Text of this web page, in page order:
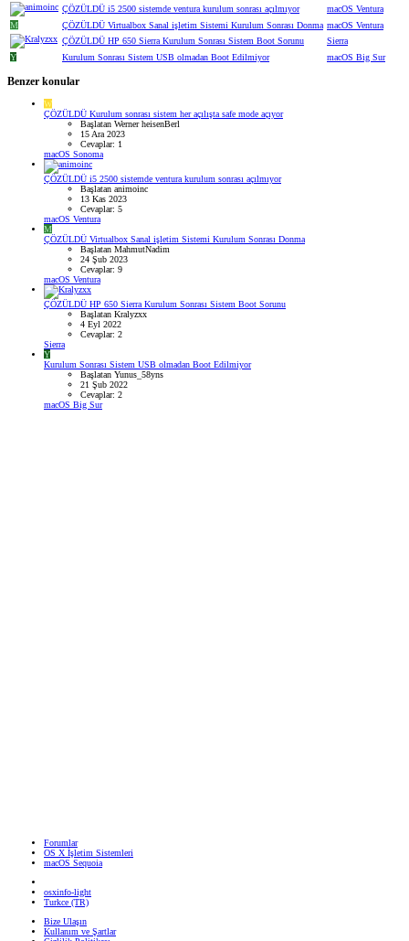
ÇÖZÜLDÜ i5 2500 sistemde ventura kurulum sonrası açılmıyor
macOS Ventura
M
ÇÖZÜLDÜ Virtualbox Sanal işletim Sistemi Kurulum Sonrası Donma macOS Ventura
ÇÖZÜLDÜ HP 650 Sierra Kurulum Sonrası Sistem Boot Sorunu
Sierra
Y
Kurulum Sonrası Sistem USB olmadan Boot Edilmiyor macOS Big Sur
Benzer konular
W
ÇÖZÜLDÜ Kurulum sonrası sistem her açılışta safe mode açıyor
Başlatan Werner heisenBerl
15 Ara 2023
Cevaplar: 1
macOS Sonoma
ÇÖZÜLDÜ i5 2500 sistemde ventura kurulum sonrası açılmıyor
Başlatan animoinc
13 Kas 2023
Cevaplar: 5
macOS Ventura
M
ÇÖZÜLDÜ Virtualbox Sanal işletim Sistemi Kurulum Sonrası Donma
Başlatan MahmutNadim
24 Şub 2023
Cevaplar: 9
macOS Ventura
ÇÖZÜLDÜ HP 650 Sierra Kurulum Sonrası Sistem Boot Sorunu
Başlatan Kralyzxx
4 Eyl 2022
Cevaplar: 2
Sierra
Y
Kurulum Sonrası Sistem USB olmadan Boot Edilmiyor
Başlatan Yunus_58yns
21 Şub 2022
Cevaplar: 2
macOS Big Sur
Forumlar
OS X İşletim Sistemleri
macOS Sequoia
osxinfo-light
Turkce (TR)
Bize Ulaşın
Kullanım ve Şartlar